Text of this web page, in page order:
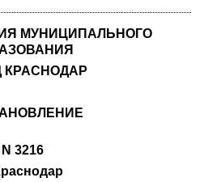
МУНИЦИПАЛЬНОГО
КРАСНОДАР
N 3216